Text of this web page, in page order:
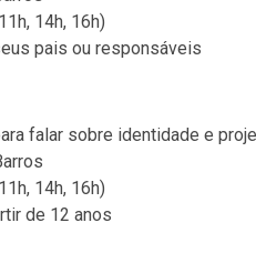
14h, 16h)
pais ou responsáveis
falar sobre identidade e
14h, 16h)
de 12 anos